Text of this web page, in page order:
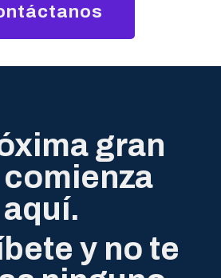
gran
aquí.
y no te